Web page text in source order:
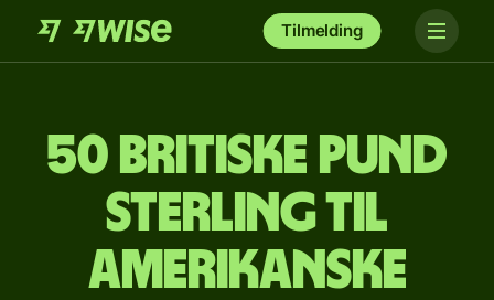
Tilmelding
50 britiske pund
sterling til
amerikanske